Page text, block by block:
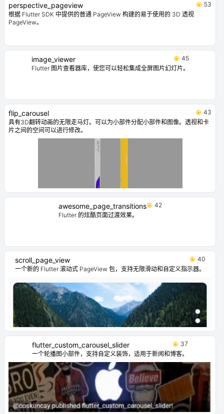
perspective_pageview
53
根据 Flutter SDK 中提供的普通 PageView 构建的易于使用的 3D 透视
PageView。
image_viewer
45
Flutter 图片查看器库，使您可以轻松集成全屏图片幻灯片。
flip_carousel
43
具有3D翻转动画的无限走马灯。可以为小部件分配小部件和图像。透视和卡
片之间的空间可以进行修改。
awesome_page_transitions
42
Flutter 的炫酷页面过渡效果。
scroll_page_view
40
一个新的 Flutter 滚动式 PageView 包，支持无限滑动和自定义指示器。
flutter_custom_carousel_slider
37
一个轮播图小部件，支持自定义装饰，适用于新闻和博客。